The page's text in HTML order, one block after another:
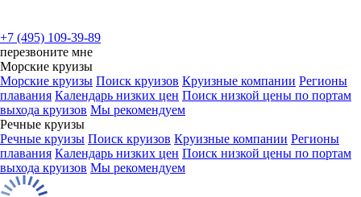
+7 (495) 109-39-89
перезвоните мне
Морские круизы
Морские круизы Поиск круизов Круизные компании Регионы
плавания Календарь низких цен Поиск низкой цены по портам
выхода круизов Мы рекомендуем
Речные круизы
Речные круизы Поиск круизов Круизные компании Регионы
плавания Календарь низких цен Поиск низкой цены по портам
выхода круизов Мы рекомендуем